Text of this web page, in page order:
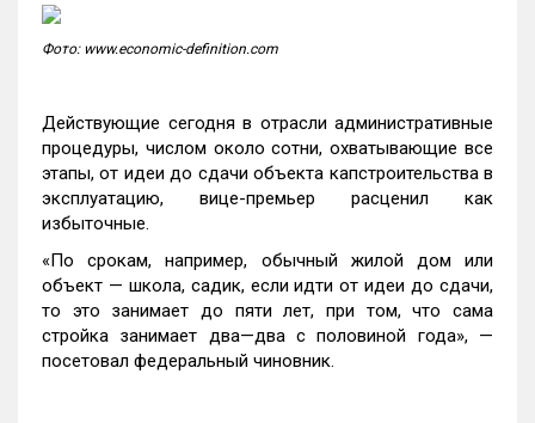
Фото: www.economic-definition.com
Действующие сегодня в отрасли административные
процедуры, числом около сотни, охватывающие все
этапы, от идеи до сдачи объекта капстроительства в
эксплуатацию, вице-премьер расценил как
избыточные.
«По срокам, например, обычный жилой дом или
объект — школа, садик, если идти от идеи до сдачи,
то это занимает до пяти лет, при том, что сама
стройка занимает два—два с половиной года», —
посетовал федеральный чиновник.